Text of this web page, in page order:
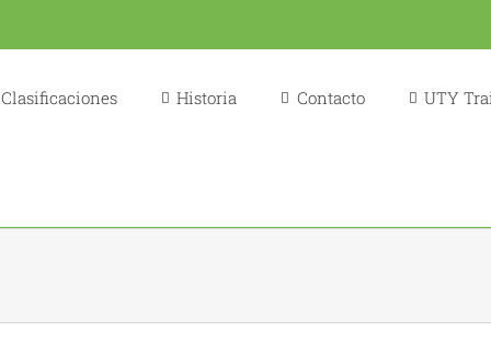
Clasificaciones Historia Contacto UTY